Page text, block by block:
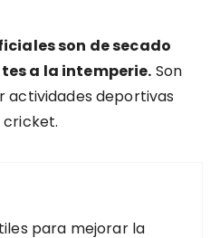
son de secado
a la intemperie. Son
actividades deportivas
para mejorar la